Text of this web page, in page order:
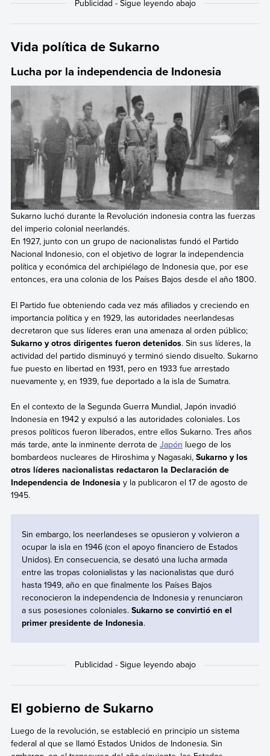
Vida política de Sukarno
Lucha por la independencia de Indonesia
Sukarno luchó durante la Revolución indonesia contra las fuerzas
del imperio colonial neerlandés.
En 1927, junto con un grupo de nacionalistas fundó el Partido
Nacional Indonesio, con el objetivo de lograr la independencia
política y económica del archipiélago de Indonesia que, por ese
entonces, era una colonia de los Países Bajos desde el año 1800.
El Partido fue obteniendo cada vez más afiliados y creciendo en
importancia política y en 1929, las autoridades neerlandesas
decretaron que sus líderes eran una amenaza al orden público;
Sukarno y otros dirigentes fueron detenidos. Sin sus líderes, la
actividad del partido disminuyó y terminó siendo disuelto. Sukarno
fue puesto en libertad en 1931, pero en 1933 fue arrestado
nuevamente y, en 1939, fue deportado a la isla de Sumatra.
En el contexto de la Segunda Guerra Mundial, Japón invadió
Indonesia en 1942 y expulsó a las autoridades coloniales. Los
presos políticos fueron liberados, entre ellos Sukarno. Tres años
más tarde, ante la inminente derrota de Japón luego de los
bombardeos nucleares de Hiroshima y Nagasaki, Sukarno y los
otros líderes nacionalistas redactaron la Declaración de
Independencia de Indonesia y la publicaron el 17 de agosto de
1945.
Sin embargo, los neerlandeses se opusieron y volvieron a
ocupar la isla en 1946 (con el apoyo financiero de Estados
Unidos). En consecuencia, se desató una lucha armada
entre las tropas colonialistas y las nacionalistas que duró
hasta 1949, año en que finalmente los Países Bajos
reconocieron la independencia de Indonesia y renunciaron
a sus posesiones coloniales.Sukarno se convirtió en el
primer presidente de Indonesia.
El gobierno de Sukarno
Luego de la revolución, se estableció en principio un sistema
federal al que se llamó Estados Unidos de Indonesia. Sin